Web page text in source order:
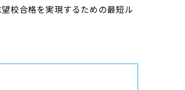
校合格を実現するための最短ル